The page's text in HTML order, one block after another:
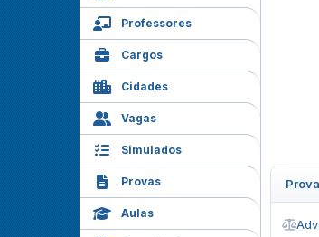
Professores
Cargos
Cidades
Vagas
Simulados
Provas
Aulas